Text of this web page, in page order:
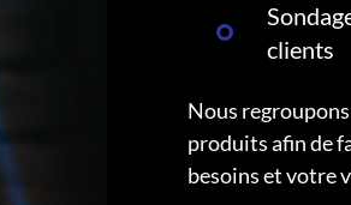
clients
Nous
produits afin de
besoins et votre